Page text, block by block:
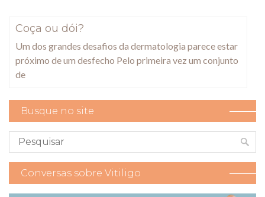
Coça ou dói?
Um dos grandes desafios da dermatologia parece estar
próximo de um desfecho Pelo primeira vez um conjunto
de
Busque no site
Conversas sobre Vitiligo